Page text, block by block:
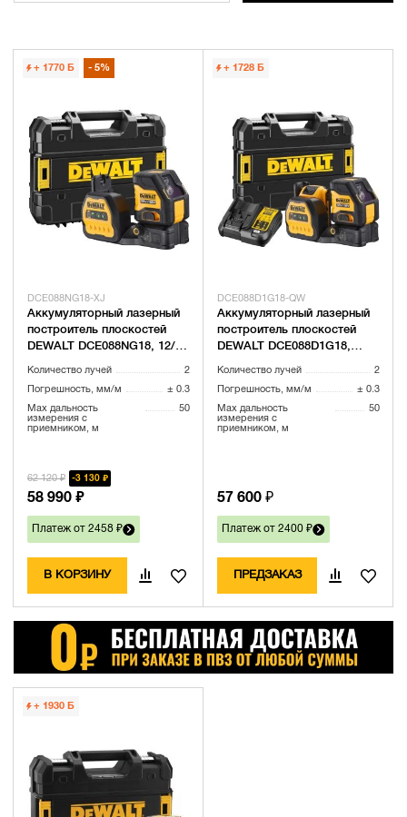
+ 1770 Б 5%
DCE088NG18-XJ
Аккумуляторный лазерный
построитель плоскостей
DEWALT DCE088NG18, 12/18
Количество лучей 2
Погрешность, мм/м ± 0.3
Max дальность
измерения с
приемником, м
50
62 120 ₽ 3 130 ₽
58 990 ₽
Платеж от 2458 ₽
В КОРЗИНУ
+ 1728 Б
DCE088D1G18-QW
Аккумуляторный лазерный
построитель плоскостей
DEWALT DCE088D1G18,
TSTAK
Количество лучей 2
Погрешность, мм/м ± 0.3
Max дальность
измерения с
приемником, м
50
57 600 ₽
Платеж от 2400 ₽
ПРЕДЗАКАЗ
+ 1930 Б